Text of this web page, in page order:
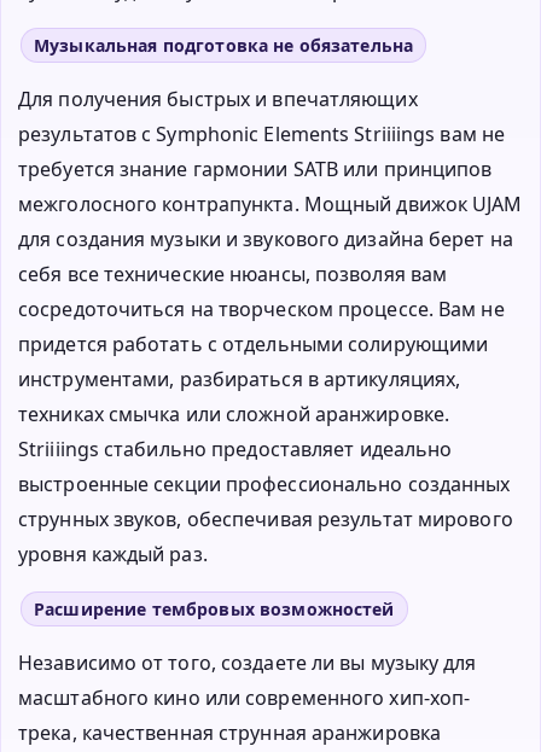
Музыкальная подготовка не обязательна
Для получения быстрых и впечатляющих
результатов с Symphonic Elements Striiiings вам не
требуется знание гармонии SATB или принципов
межголосного контрапункта. Мощный движок UJAM
для создания музыки и звукового дизайна берет на
себя все технические нюансы, позволяя вам
сосредоточиться на творческом процессе. Вам не
придется работать с отдельными солирующими
инструментами, разбираться в артикуляциях,
техниках смычка или сложной аранжировке.
Striiiings стабильно предоставляет идеально
выстроенные секции профессионально созданных
струнных звуков, обеспечивая результат мирового
уровня каждый раз.
Расширение тембровых возможностей
Независимо от того, создаете ли вы музыку для
масштабного кино или современного хип-хоп-
трека, качественная струнная аранжировка